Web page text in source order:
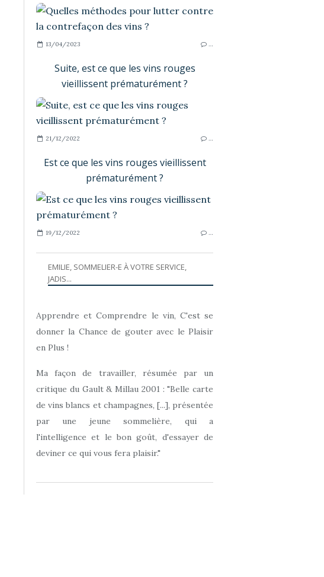
13/04/2023 …
Suite, est ce que les vins rouges
vieillissent prématurément ?
21/12/2022 …
Est ce que les vins rouges vieillissent
prématurément ?
19/12/2022 …
EMILIE, SOMMELIER-E À VOTRE SERVICE,
JADIS...
Apprendre et Comprendre le vin, C'est se
donner la Chance de gouter avec le Plaisir
en Plus !
Ma façon de travailler, résumée par un
critique du Gault & Millau 2001 : "Belle carte
de vins blancs et champagnes, [...], présentée
par une jeune sommelière, qui a
l'intelligence et le bon goût, d'essayer de
deviner ce qui vous fera plaisir."